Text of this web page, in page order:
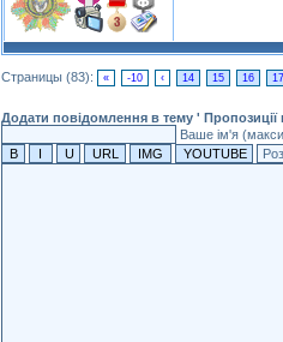
Страницы (83): « -10 ‹ 14 15 16 17
Додати повідомлення в тему '
Ваше ім'я